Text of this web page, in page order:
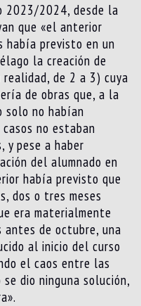
2023/2024, desde la
que «el anterior
había previsto en un
la creación de
de 2 a 3) cuya
de obras que, a la
solo no habían
casos no estaban
y pese a haber
del alumnado en
había previsto que
dos o tres meses
era materialmente
de octubre, una
al inicio del curso
el caos entre las
dio ninguna solución,